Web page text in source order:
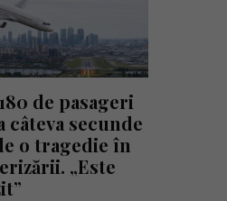
de pasageri
câteva secunde
o tragedie în
„Este